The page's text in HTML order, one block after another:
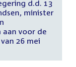
d.d. 13
minister
aan voor de
26 mei